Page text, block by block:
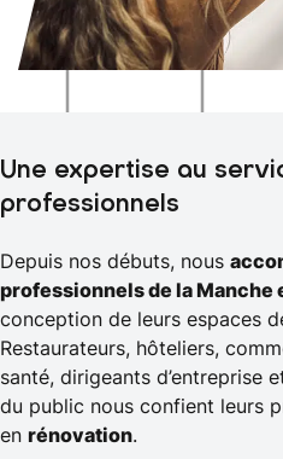
Une expertise au
professionnels
Depuis nos débuts, nous
professionnels de la Manche
conception de leurs espaces
Restaurateurs, hôteliers,
santé, dirigeants d’entreprise
du public nous confient leurs
en rénovation.